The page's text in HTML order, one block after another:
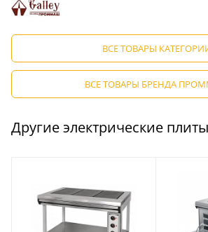
ВСЕ ТОВАРЫ
ВСЕ ТОВАРЫ БРЕНДА
Другие электрические